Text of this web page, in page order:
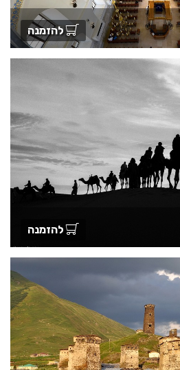
להזמנה
להזמנה